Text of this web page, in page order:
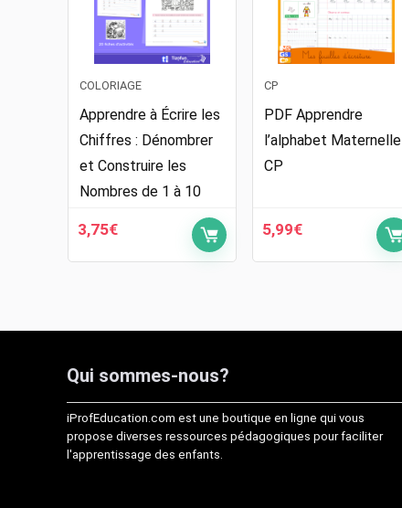
COLORIAGE
Apprendre à Écrire les
Chiffres : Dénombrer
et Construire les
Nombres de 1 à 10
3,75€
CP
PDF Apprendre
l’alphabet Maternelle
CP
5,99€
Qui sommes-nous?
iProfEducation.com est une boutique en ligne qui vous
propose diverses ressources pédagogiques pour faciliter
l'apprentissage des enfants.